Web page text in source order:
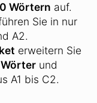
Wörtern auf.
Sie in nur
A2.
erweitern Sie
und
A1 bis C2.